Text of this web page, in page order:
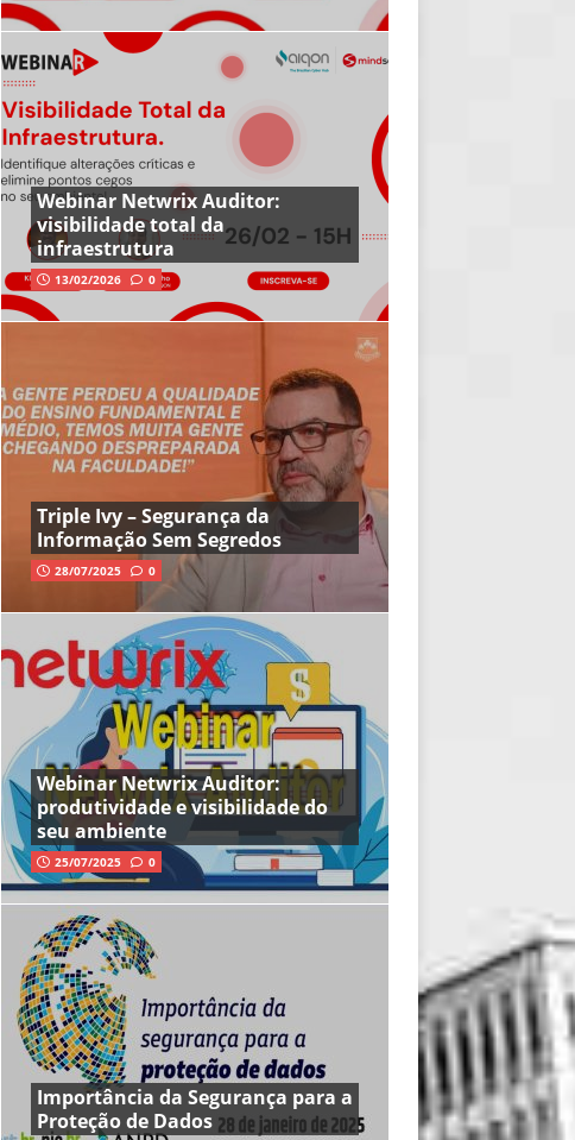
Webinar Netwrix Auditor:
visibilidade total da
infraestrutura
13/02/2026 0
Triple Ivy – Segurança da
Informação Sem Segredos
28/07/2025 0
Webinar Netwrix Auditor:
produtividade e visibilidade do
seu ambiente
25/07/2025 0
Importância da Segurança para a
Proteção de Dados